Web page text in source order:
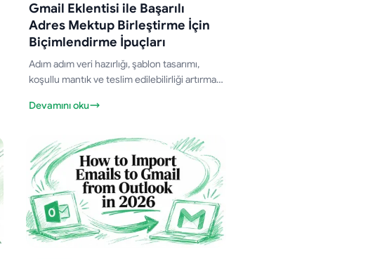
Gmail Eklentisi ile Başarılı
Adres Mektup Birleştirme İçin
Biçimlendirme İpuçları
Adım adım veri hazırlığı, şablon tasarımı,
koşullu mantık ve teslim edilebilirliği artırmak
adres mektup birleştirme
Devamını oku